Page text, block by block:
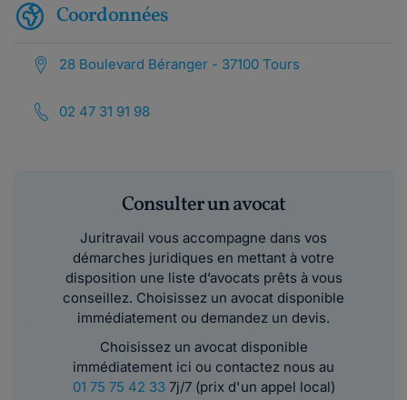
Coordonnées
28 Boulevard Béranger - 37100 Tours
02 47 31 91 98
Consulter un avocat
Juritravail vous accompagne dans vos
démarches juridiques en mettant à votre
disposition une liste d’avocats prêts à vous
conseillez. Choisissez un avocat disponible
immédiatement ou demandez un devis.
Choisissez un avocat disponible
immédiatement ici ou contactez nous au
01 75 75 42 337j/7 (prix d'un appel local)